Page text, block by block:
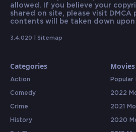
allowed. If you believe your
shared on site, please visit DMCA
contents will be taken down
3.4.020 | Sitemap
Categories
Action
Comedy
Crime
History
Movies
Popular
2022
2021
2020